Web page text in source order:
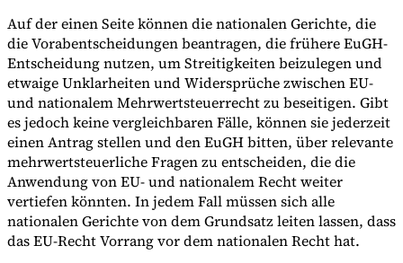
Auf der einen Seite können die nationalen Gerichte, die
die Vorabentscheidungen beantragen, die frühere EuGH-
Entscheidung nutzen, um Streitigkeiten beizulegen und
etwaige Unklarheiten und Widersprüche zwischen EU-
und nationalem Mehrwertsteuerrecht zu beseitigen. Gibt
es jedoch keine vergleichbaren Fälle, können sie jederzeit
einen Antrag stellen und den EuGH bitten, über relevante
mehrwertsteuerliche Fragen zu entscheiden, die die
Anwendung von EU- und nationalem Recht weiter
vertiefen könnten. In jedem Fall müssen sich alle
nationalen Gerichte von dem Grundsatz leiten lassen, dass
das EU-Recht Vorrang vor dem nationalen Recht hat.